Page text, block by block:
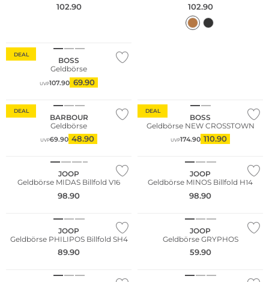
102.90 102.90
DEAL
BOSS
Geldbörse
UVP107.90 69.90
DEAL
BARBOUR
Geldbörse
UVP69.90 48.90
DEAL
BOSS
Geldbörse NEW CROSSTOWN
UVP174.90 110.90
JOOP
Geldbörse MIDAS Billfold V16
98.90
JOOP
Geldbörse MINOS Billfold H14
98.90
JOOP
Geldbörse PHILIPOS Billfold SH4
89.90
JOOP
Geldbörse GRYPHOS
59.90